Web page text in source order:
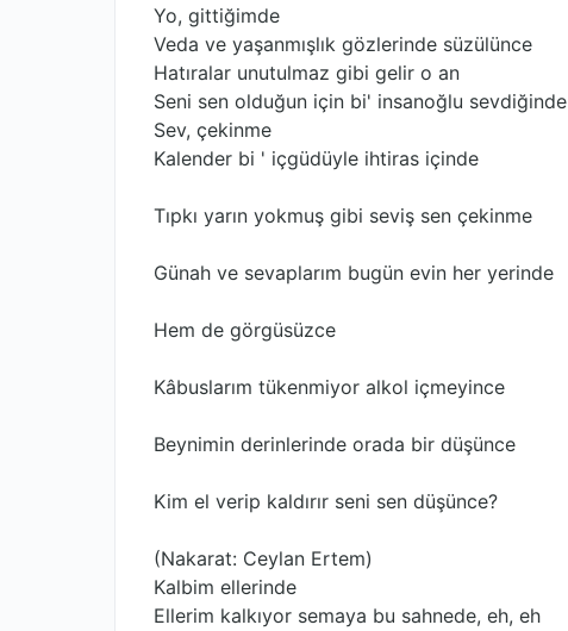
Yo, gittiğimde
Veda ve yaşanmışlık gözlerinde süzülünce
Hatıralar unutulmaz gibi gelir o an
Seni sen olduğun için bi' insanoğlu sevdiğinde
Sev, çekinme
Kalender bi ' içgüdüyle ihtiras içinde
Tıpkı yarın yokmuş gibi seviş sen çekinme
Günah ve sevaplarım bugün evin her yerinde
Hem de görgüsüzce
Kâbuslarım tükenmiyor alkol içmeyince
Beynimin derinlerinde orada bir düşünce
Kim el verip kaldırır seni sen düşünce?
(Nakarat: Ceylan Ertem)
Kalbim ellerinde
Ellerim kalkıyor semaya bu sahnede, eh, eh